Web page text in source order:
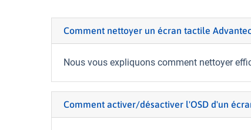
Comment nettoyer un écran tactile
Nous vous expliquons comment nettoyer
Comment activer/désactiver l'OSD d'un